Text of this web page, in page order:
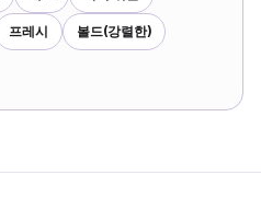
프레시 볼드(강렬한)